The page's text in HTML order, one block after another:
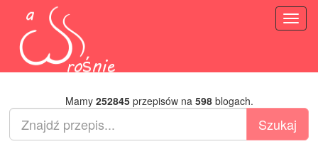
Mamy 252845przepisów na 598blogach.